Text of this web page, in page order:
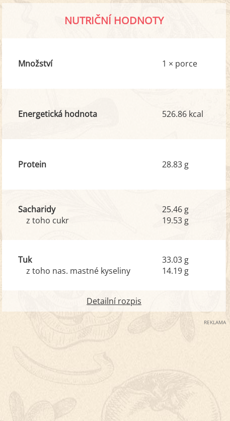
NUTRIČNÍ HODNOTY
Množství 1 × porce
Energetická hodnota 526.86 kcal
Protein 28.83 g
Sacharidy
z toho cukr
25.46 g
19.53 g
Tuk
z toho nas. mastné kyseliny
33.03 g
14.19 g
Detailní rozpis
REKLAMA